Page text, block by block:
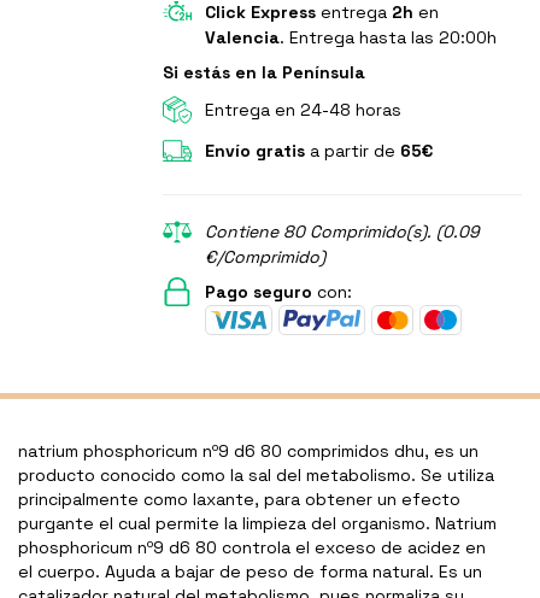
Click Express entrega 2h en
Valencia. Entrega hasta las 20:00h
Si estás en la Península
Entrega en 24-48 horas
Envío gratis a partir de 65€
Contiene 80 Comprimido(s). (0.09
€/Comprimido)
Pago seguro con:
natrium phosphoricum nº9 d6 80 comprimidos dhu, es un
producto conocido como la sal del metabolismo. Se utiliza
principalmente como laxante, para obtener un efecto
purgante el cual permite la limpieza del organismo. Natrium
phosphoricum nº9 d6 80 controla el exceso de acidez en
el cuerpo. Ayuda a bajar de peso de forma natural. Es un